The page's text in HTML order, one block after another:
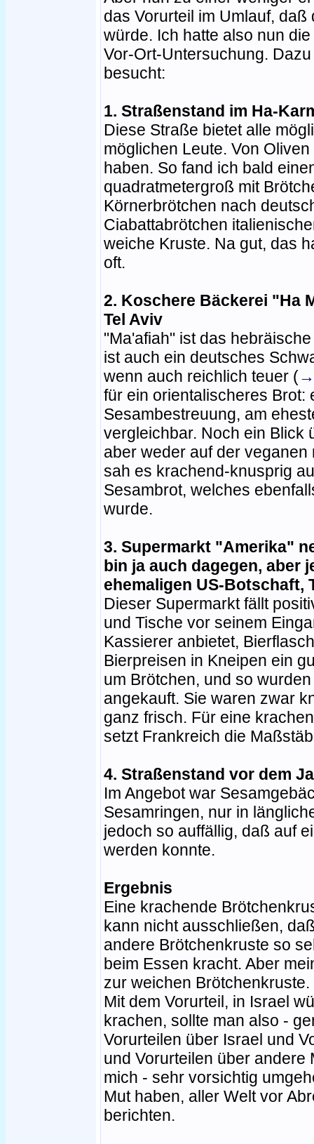
das Vorurteil im Umlauf,
würde. Ich hatte also nun
Vor-Ort-Untersuchung.
besucht:
1. Straßenstand im Ha-
Diese Straße bietet alle
möglichen Leute. Von
haben. So fand ich bald
quadratmetergroß mit
Körnerbrötchen nach
Ciabattabrötchen
weiche Kruste. Na gut, das
oft.
2. Koschere Bäckerei "Ha
Tel Aviv
"Ma'afiah" ist das
ist auch ein deutsches
wenn auch reichlich teuer (
für ein orientalischeres Brot:
Sesambestreuung, am
vergleichbar. Noch ein Blick
aber weder auf der
sah es krachend-knusprig
Sesambrot, welches
wurde.
3. Supermarkt "Amerika"
bin ja auch dagegen, aber
ehemaligen US-Botschaft,
Dieser Supermarkt fällt
und Tische vor seinem
Kassierer anbietet,
Bierpreisen in Kneipen ein
um Brötchen, und so
angekauft. Sie waren zwar
ganz frisch. Für eine
setzt Frankreich die
4. Straßenstand vor dem
Im Angebot war
Sesamringen, nur in
jedoch so auffällig, daß auf
werden konnte.
Ergebnis
Eine krachende
kann nicht ausschließen,
andere Brötchenkruste so
beim Essen kracht. Aber
zur weichen Brötchenkruste.
Mit dem Vorurteil, in Israel
krachen, sollte man also -
Vorurteilen über Israel und
und Vorurteilen über andere
mich - sehr vorsichtig
Mut haben, aller Welt vor
berichten.